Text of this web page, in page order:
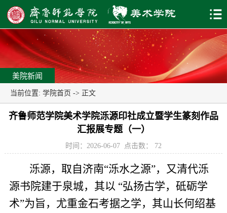
美院新闻
当前位置: 学院首页 -> 正文
齐鲁师范学院美术学院泺源印社成立暨学生篆刻作品
汇报展专题（一）
时间：2026-06-07 点击数： 72
泺源，取自济南“泺水之源”，又清代泺
源书院建于泉城，其以 “弘扬古学，砥砺学
术”为旨，尤重金石考据之学，其山长何绍基